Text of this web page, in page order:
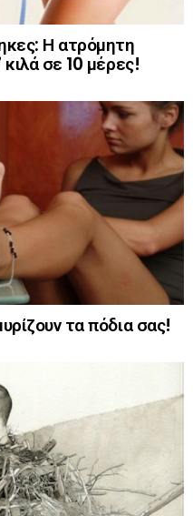
Η ατρόμητη
σε 10 μέρες!
τα πόδια σας!